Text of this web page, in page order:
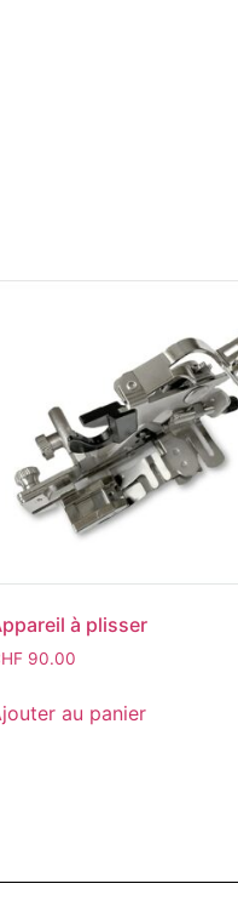
à plisser
90.00
au panier